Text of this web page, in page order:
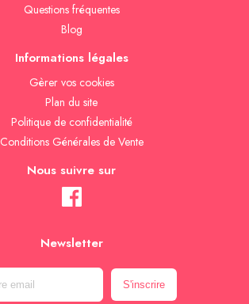
Questions fréquentes
Blog
Informations légales
Gèrer vos cookies
Plan du site
Politique de confidentialité
Conditions Générales de Vente
Nous suivre sur
Newsletter